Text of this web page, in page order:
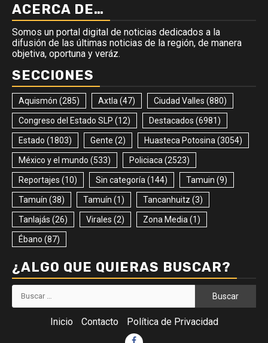
ACERCA DE…
Somos un portal digital de noticias dedicados a la
difusión de las últimas noticias de la región, de manera
objetiva, oportuna y veráz.
SECCIONES
Aquismón (285) Axtla (47) Ciudad Valles (880)
Congreso del Estado SLP (12) Destacados (6981)
Estado (1803) Gente (2) Huasteca Potosina (3054)
México y el mundo (533) Policiaca (2523)
Reportajes (10) Sin categoría (144) Tamuin (9)
Tamuín (38) Tamuín (1) Tancanhuitz (3)
Tanlajás (26) Virales (2) Zona Media (1)
Ébano (87)
¿ALGO QUE QUIERAS BUSCAR?
Buscar:
Inicio Contacto Política de Privacidad